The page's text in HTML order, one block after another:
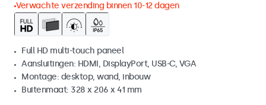
Verwachte verzending binnen 10-12 dagen
Full HD multi-touch paneel
Aansluitingen: HDMI, DisplayPort, USB-C, VGA
Montage: desktop, wand, inbouw
Buitenmaat: 328 x 206 x 41 mm